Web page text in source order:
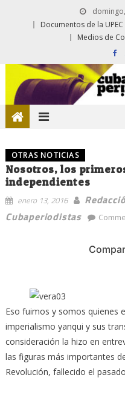
Documentos de la UPEC
Medios de
OTRAS NOTICIAS
Nosotros, los
independientes
enero 13, 2016
Cubaperiodistas
Eso fuimos y somos quienes
imperialismo yanqui y sus
consideración la hizo en
las figuras más importantes
Revolución, fallecido el